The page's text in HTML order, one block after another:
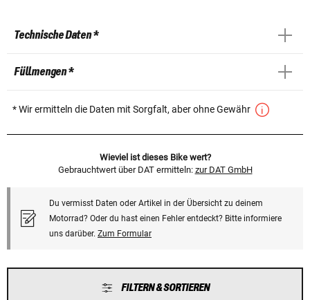
Technische Daten *
Füllmengen *
* Wir ermitteln die Daten mit Sorgfalt, aber ohne Gewähr
Wieviel ist dieses Bike wert?
Gebrauchtwert über DAT ermitteln: zur DAT GmbH
Du vermisst Daten oder Artikel in der Übersicht zu deinem
Motorrad? Oder du hast einen Fehler entdeckt? Bitte informiere
uns darüber. Zum Formular
FILTERN & SORTIEREN